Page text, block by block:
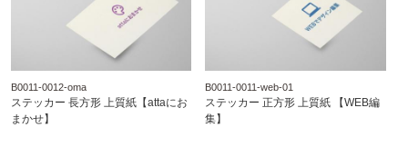
B0011-0012-oma
ステッカー 長方形 上質紙【attaにお
まかせ】
B0011-0011-web-01
ステッカー 正方形 上質紙 【WEB編
集】